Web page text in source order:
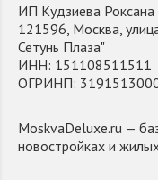
ИП Кудзиева
121596, Москва,
Сетунь Плаза"
ИНН: 151108511511
ОГРИНП:
MoskvaDeluxe.ru —
новостройках и